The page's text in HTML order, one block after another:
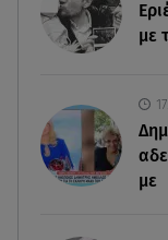
Αθηνά
«Έσκασε όλη
Σαμοθράκη:
από δύσβατο
με
με